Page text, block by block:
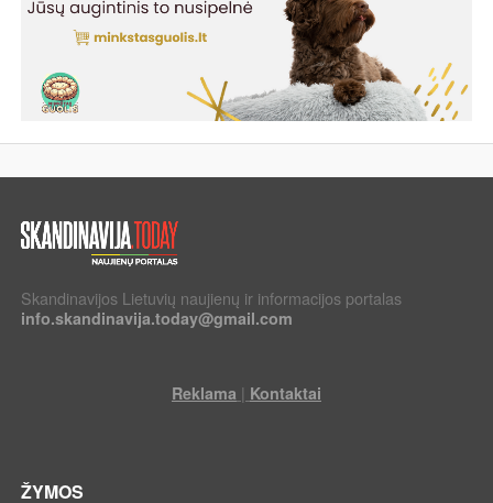
Skandinavijos Lietuvių naujienų ir informacijos portalas
info.skandinavija.today@gmail.com
Reklama | Kontaktai
ŽYMOS